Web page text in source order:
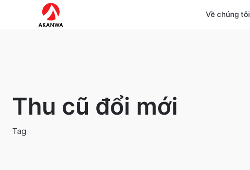
Về chúng tôi
Thu cũ đổi mới
Tag